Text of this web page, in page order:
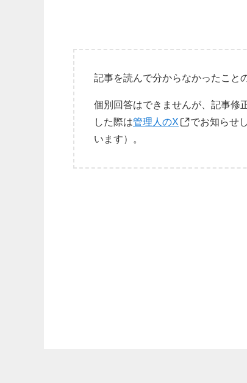
記事を読んで分からなかったこと
個別回答はできませんが、記事修
した際は管理人のX
でお知らせ
います）。